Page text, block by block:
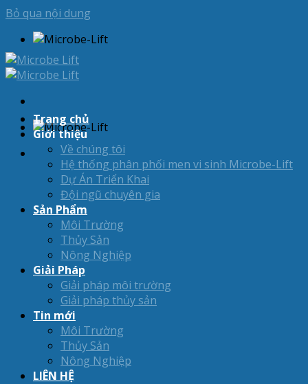
Bỏ qua nội dung
Trang chủ
Giới thiệu
Về chúng tôi
Hệ thống phân phối men vi sinh Microbe-Lift
Dự Án Triển Khai
Đội ngũ chuyên gia
Sản Phẩm
Môi Trường
Thủy Sản
Nông Nghiệp
Giải Pháp
Giải pháp môi trường
Giải pháp thủy sản
Tin mới
Môi Trường
Thủy Sản
Nông Nghiệp
LIÊN HỆ